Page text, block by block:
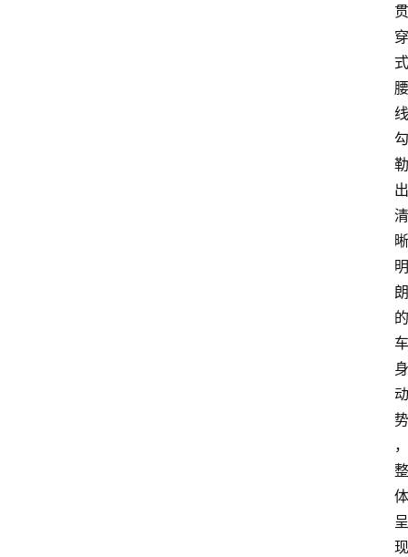
贯
穿
式
腰
线
勾
勒
出
清
晰
明
朗
的
车
身
动
势
，
整
体
呈
现